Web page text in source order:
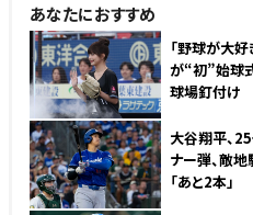
あなたにおすすめ
「野球が大
が“初”始球
球場釘付け
大谷翔平、
ナー弾、敵
「あと2本」